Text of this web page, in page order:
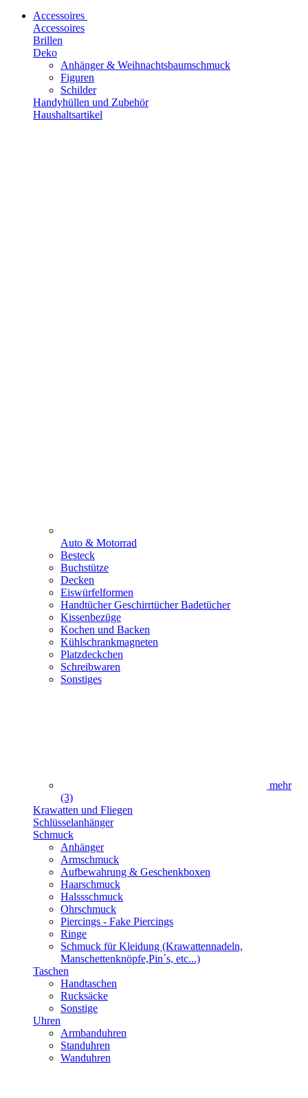
Accessoires
Accessoires
Brillen
Deko
Anhänger & Weihnachtsbaumschmuck
Figuren
Schilder
Handyhüllen und Zubehör
Haushaltsartikel
Auto & Motorrad
Besteck
Buchstütze
Decken
Eiswürfelformen
Handtücher Geschirrtücher Badetücher
Kissenbezüge
Kochen und Backen
Kühlschrankmagneten
Platzdeckchen
Schreibwaren
Sonstiges
mehr
(3)
Krawatten und Fliegen
Schlüsselanhänger
Schmuck
Anhänger
Armschmuck
Aufbewahrung & Geschenkboxen
Haarschmuck
Halssschmuck
Ohrschmuck
Piercings - Fake Piercings
Ringe
Schmuck für Kleidung (Krawattennadeln,
Manschettenknöpfe,Pin´s, etc...)
Taschen
Handtaschen
Rucksäcke
Sonstige
Uhren
Armbanduhren
Standuhren
Wanduhren